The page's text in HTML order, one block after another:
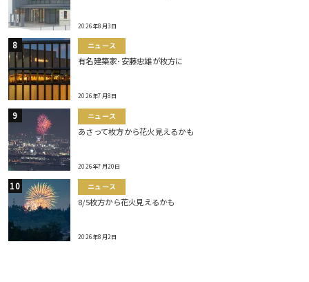
2026年8月3日
ニュース
有名建築家･安藤忠雄が枚方に
2026年7月8日
ニュース
あさって枚方から花火見えるかも
2026年7月20日
ニュース
8/5枚方から花火見えるかも
2026年8月2日